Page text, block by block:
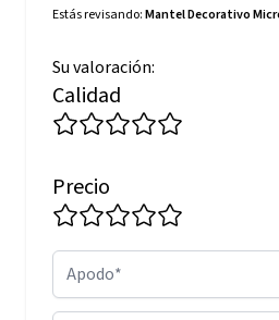
Estás revisando:Mantel Decorativo
Su valoración:
Calidad
Precio
Apodo